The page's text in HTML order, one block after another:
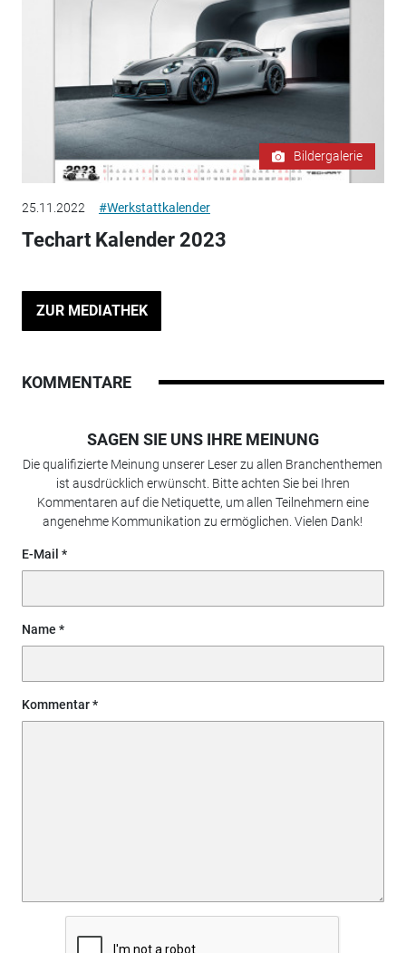
Bildergalerie
25.11.2022 #Werkstattkalender
Techart Kalender 2023
ZUR MEDIATHEK
KOMMENTARE
SAGEN SIE UNS IHRE MEINUNG
Die qualifizierte Meinung unserer Leser zu allen Branchenthemen
ist ausdrücklich erwünscht. Bitte achten Sie bei Ihren
Kommentaren auf die Netiquette, um allen Teilnehmern eine
angenehme Kommunikation zu ermöglichen. Vielen Dank!
E-Mail
Name
Kommentar